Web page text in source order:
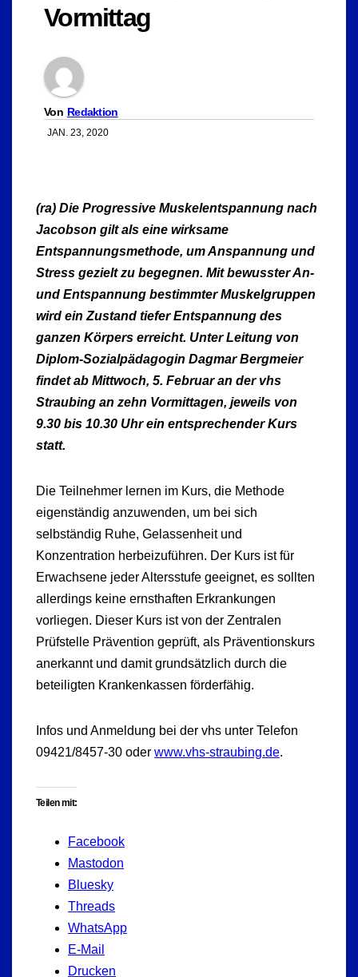
Vormittag
Von Redaktion
JAN. 23, 2020
(ra) Die Progressive Muskelentspannung nach
Jacobson gilt als eine wirksame
Entspannungsmethode, um Anspannung und
Stress gezielt zu begegnen. Mit bewusster An-
und Entspannung bestimmter Muskelgruppen
wird ein Zustand tiefer Entspannung des
ganzen Körpers erreicht. Unter Leitung von
Diplom-Sozialpädagogin Dagmar Bergmeier
findet ab Mittwoch, 5. Februar an der vhs
Straubing an zehn Vormittagen, jeweils von
9.30 bis 10.30 Uhr ein entsprechender Kurs
statt.
Die Teilnehmer lernen im Kurs, die Methode
eigenständig anzuwenden, um bei sich
selbständig Ruhe, Gelassenheit und
Konzentration herbeizuführen. Der Kurs ist für
Erwachsene jeder Altersstufe geeignet, es sollten
allerdings keine ernsthaften Erkrankungen
vorliegen. Dieser Kurs ist von der Zentralen
Prüfstelle Prävention geprüft, als Präventionskurs
anerkannt und damit grundsätzlich durch die
beteiligten Krankenkassen förderfähig.
Infos und Anmeldung bei der vhs unter Telefon
09421/8457-30 oder www.vhs-straubing.de.
Teilen mit:
Facebook
Mastodon
Bluesky
Threads
WhatsApp
E-Mail
Drucken